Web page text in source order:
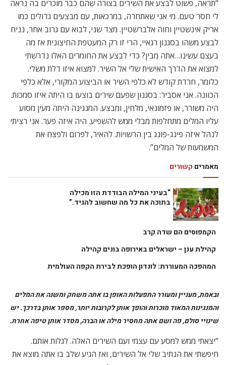
בתוכה את כל מה שחשוב להגיד.”
הקמפוסים הם שדה קרב
קהילת ענן – ישראלים באירופה בונים קהילה
המהפכה המעוררת: לונדון הופכת לבירת הקפה העולמית
ובאמת, מעניין ומעורר התפעלות האופן בו אתה משחק ומשנה את המלים
והמנגינות המאוד מוכרות והופך אותן לקרובות יותר, מספר אותן בדרכך. יש
שינויי סולם, פה ושם אתה מחסיר מילה או הברה, מסדר אותן טיפה אחרת.
“יצאתי ממש למסע עם עצמי ועם השירים האלה. לגלות אותם.
נקודת המוצא – מוצא איך זה מתחיל ואז עובר שורה שורה עד שאתה
אחרת. למצוא את המנגינה כרעיון – גם אם היא קבועה וחוזרת, איך
אני יכול להגיש את זה בדרך יותר מזוקקת, לרדת הכי עמוק. למצוא
את תפקידי הגיטרה, אופן השירה, הנקודות הרתמיות בהן האירועים
פוגשים אחד את השני. זו הצטברות פרטים בלתי נסבלת…אחרי
גיבוש כל הפרטים בהטמעה איטית מגיע שלב בו אתה פשוט רוצה
לזרוק את עצמך אל הביצוע”.
למשל המלודיה של ‘פרח הלילך’, שמקבל אצלך ביצוע כמעט אפי, לשיר
שבמקור היה יותר קטן. ב’רוח סתיו’ השמטת בית שלם, ובשיר הפותח,
‘פגישה לאין קץ’ אתה משנה סולם ונמנע משינוי הקצב בפזמון.
“זה בא מאותו המקום של למצוא ראייה משל עצמי איך המנגינה
מתיישבת על הטקסט. לא רציתי לקבל אישור מהמבצעים המקוריים.